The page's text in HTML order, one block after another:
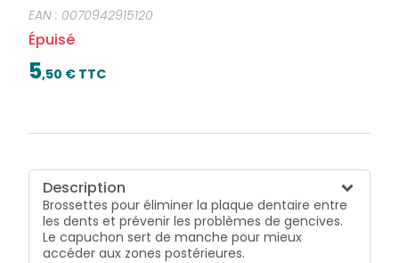
EAN : 0070942915120
Épuisé
5,50 € TTC
Description
Brossettes pour éliminer la plaque dentaire entre
les dents et prévenir les problèmes de gencives.
Le capuchon sert de manche pour mieux
accéder aux zones postérieures.